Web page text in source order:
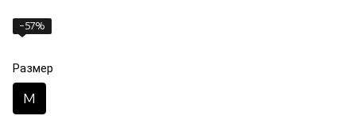
−57%
Размер
M